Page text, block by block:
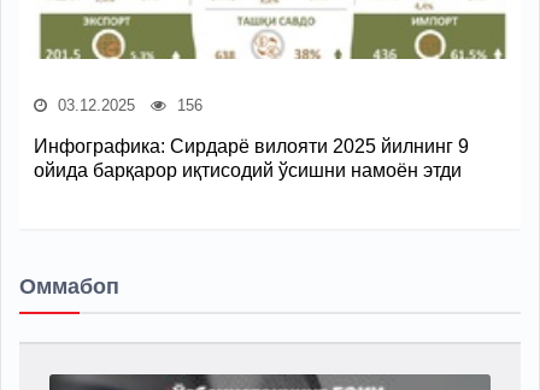
03.12.2025 156
Инфографика: Сирдарё вилояти 2025 йилнинг 9
ойида барқарор иқтисодий ўсишни намоён этди
Оммабоп